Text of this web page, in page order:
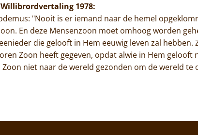
1978:
"Nooit is er iemand naar de hemel
En deze Mensenzoon moet omhoog worden
die gelooft in Hem eeuwig leven zal
Zoon heeft gegeven, opdat alwie in Hem gelooft
niet naar de wereld gezonden om de wereld